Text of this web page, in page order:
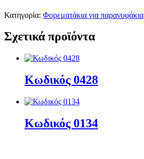
Κατηγορία: Φορεματάκια για παρανυφάκια
Σχετικά προϊόντα
Κωδικός 0428
Κωδικός 0134